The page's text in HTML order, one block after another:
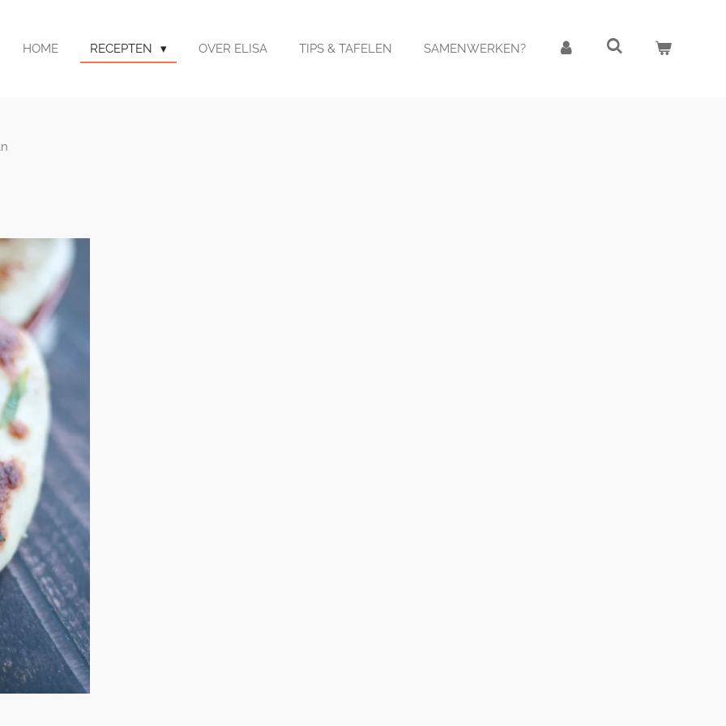
HOME RECEPTEN OVER ELISA TIPS & TAFELEN SAMENWERKEN?